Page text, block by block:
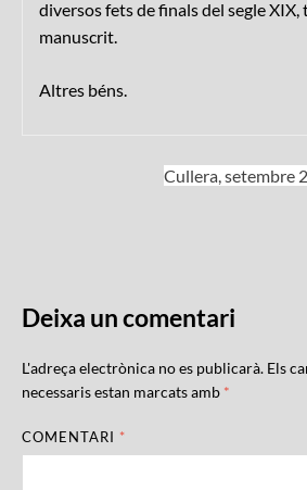
diversos fets de finals del segle XIX,
manuscrit.
Altres béns.
Cullera, setembre
Deixa un comentari
L'adreça electrònica no es publicarà. Els
necessaris estan marcats amb *
COMENTARI *